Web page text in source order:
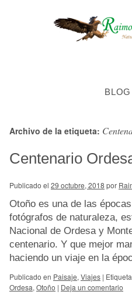
BLOG
Archivo de la etiqueta:
Centenario
Publicado el 29 octubre, 2018 por
Otoño es una de las
fotógrafos de naturaleza,
Nacional de Ordesa y
centenario. Y que mejor
haciendo un viaje en la
Publicado en Paisaje, Viajes |
Ordesa, Otoño | Deja un comentario